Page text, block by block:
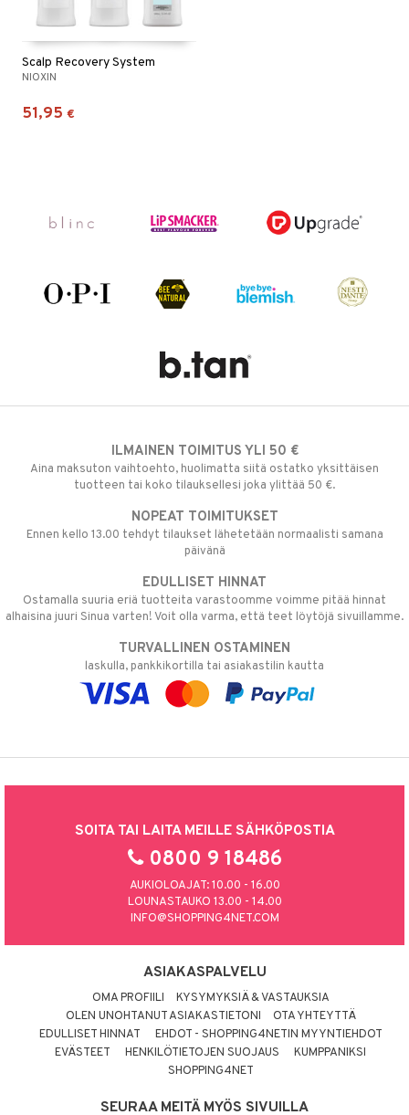
Scalp Recovery System
NIOXIN
51,95 €
ILMAINEN TOIMITUS YLI 50 €
Aina maksuton vaihtoehto, huolimatta siitä ostatko yksittäisen
tuotteen tai koko tilauksellesi joka ylittää 50 €.
NOPEAT TOIMITUKSET
Ennen kello 13.00 tehdyt tilaukset lähetetään normaalisti samana
päivänä
EDULLISET HINNAT
Ostamalla suuria eriä tuotteita varastoomme voimme pitää hinnat
alhaisina juuri Sinua varten! Voit olla varma, että teet löytöjä sivuillamme.
TURVALLINEN OSTAMINEN
laskulla, pankkikortilla tai asiakastilin kautta
SOITA TAI LAITA MEILLE SÄHKÖPOSTIA
0800 9 18486
AUKIOLOAJAT: 10.00 - 16.00
LOUNASTAUKO 13.00 - 14.00
INFO@SHOPPING4NET.COM
ASIAKASPALVELU
OMA PROFIILI
KYSYMYKSIÄ & VASTAUKSIA
OLEN UNOHTANUT ASIAKASTIETONI
OTA YHTEYTTÄ
EDULLISET HINNAT
EHDOT - SHOPPING4NETIN MYYNTIEHDOT
EVÄSTEET
HENKILÖTIETOJEN SUOJAUS
KUMPPANIKSI
SHOPPING4NET
SEURAA MEITÄ MYÖS SIVUILLA